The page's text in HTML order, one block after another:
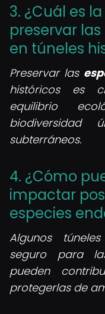
3. ¿Cuál es
preservar
en túneles
Preservar las
históricos es
equilibrio
biodiversidad
subterráneos.
4. ¿Cómo
impactar
especies
Algunos
seguro para
pueden
protegerlas de